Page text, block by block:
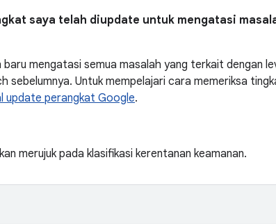
saya telah diupdate untuk mengatasi
mengatasi semua masalah yang terkait dengan
Untuk mempelajari cara memeriksa
update perangkat Google.
merujuk pada klasifikasi kerentanan keamanan.